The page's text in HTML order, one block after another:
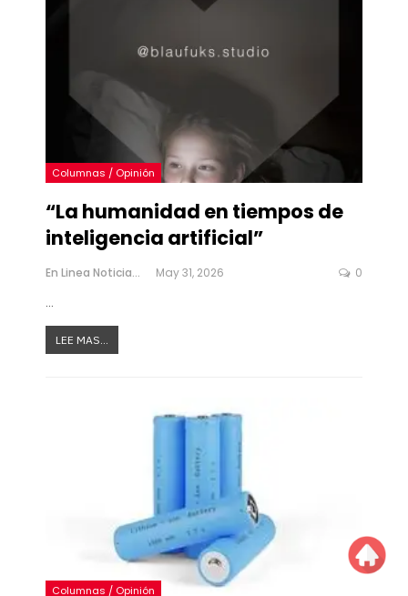
Columnas / Opinión
“La humanidad en tiempos de
inteligencia artificial”
En Linea Noticias May 31, 2026 0
…
LEE MAS...
Columnas / Opinión